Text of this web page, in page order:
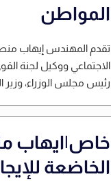
المواطن
تقدم المهندس إيهاب
الاجتماعي ووكيل لجنة
رئيس مجلس الوزراء، وزير
الخاضعة